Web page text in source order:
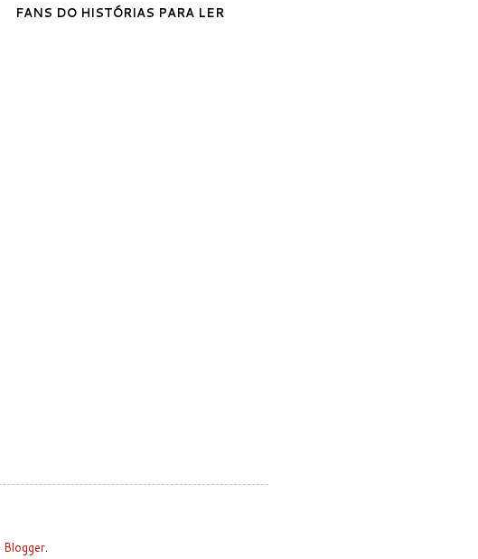
FANS DO HISTÓRIAS PARA LER
Blogger.